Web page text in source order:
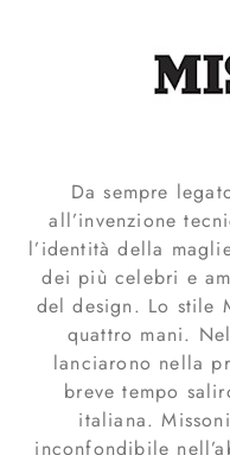
Da sempre
all’invenzione
l’identità della
dei più celebri e
del design. Lo stile
quattro mani.
lanciarono nella
breve tempo
italiana.
inconfondibile